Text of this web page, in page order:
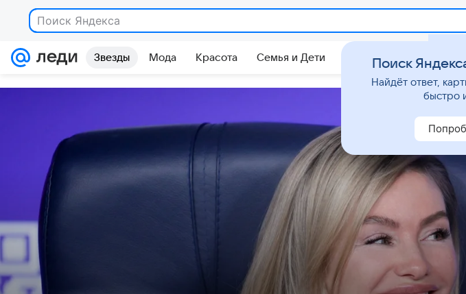
Поиск Яндекса
Звезды Мода Красота Семья и Дети Гороскопы
Поиск
Найдёт ответ,
быстро